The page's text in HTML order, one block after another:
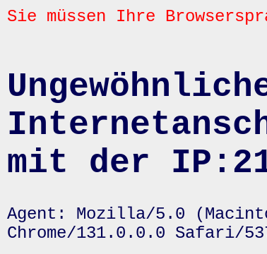
Sie müssen Ihre
mit der
Agent: Mozilla/5.0
Chrome/131.0.0.0 Safari/